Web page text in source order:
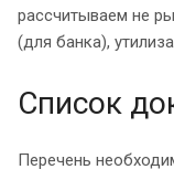
рассчитываем не
(для банка),
Список
Перечень